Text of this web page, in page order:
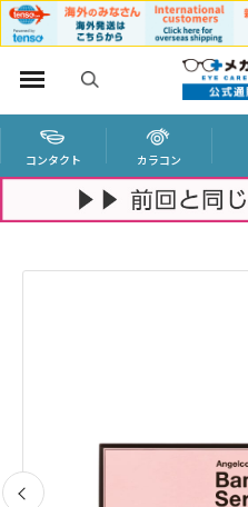
コンタクト カラコン